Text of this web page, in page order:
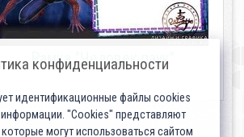
Рамка "Человек паук"
конфиденциальности
идентификационные файлы cookies
"Cookies" представляют
могут использоваться сайтом